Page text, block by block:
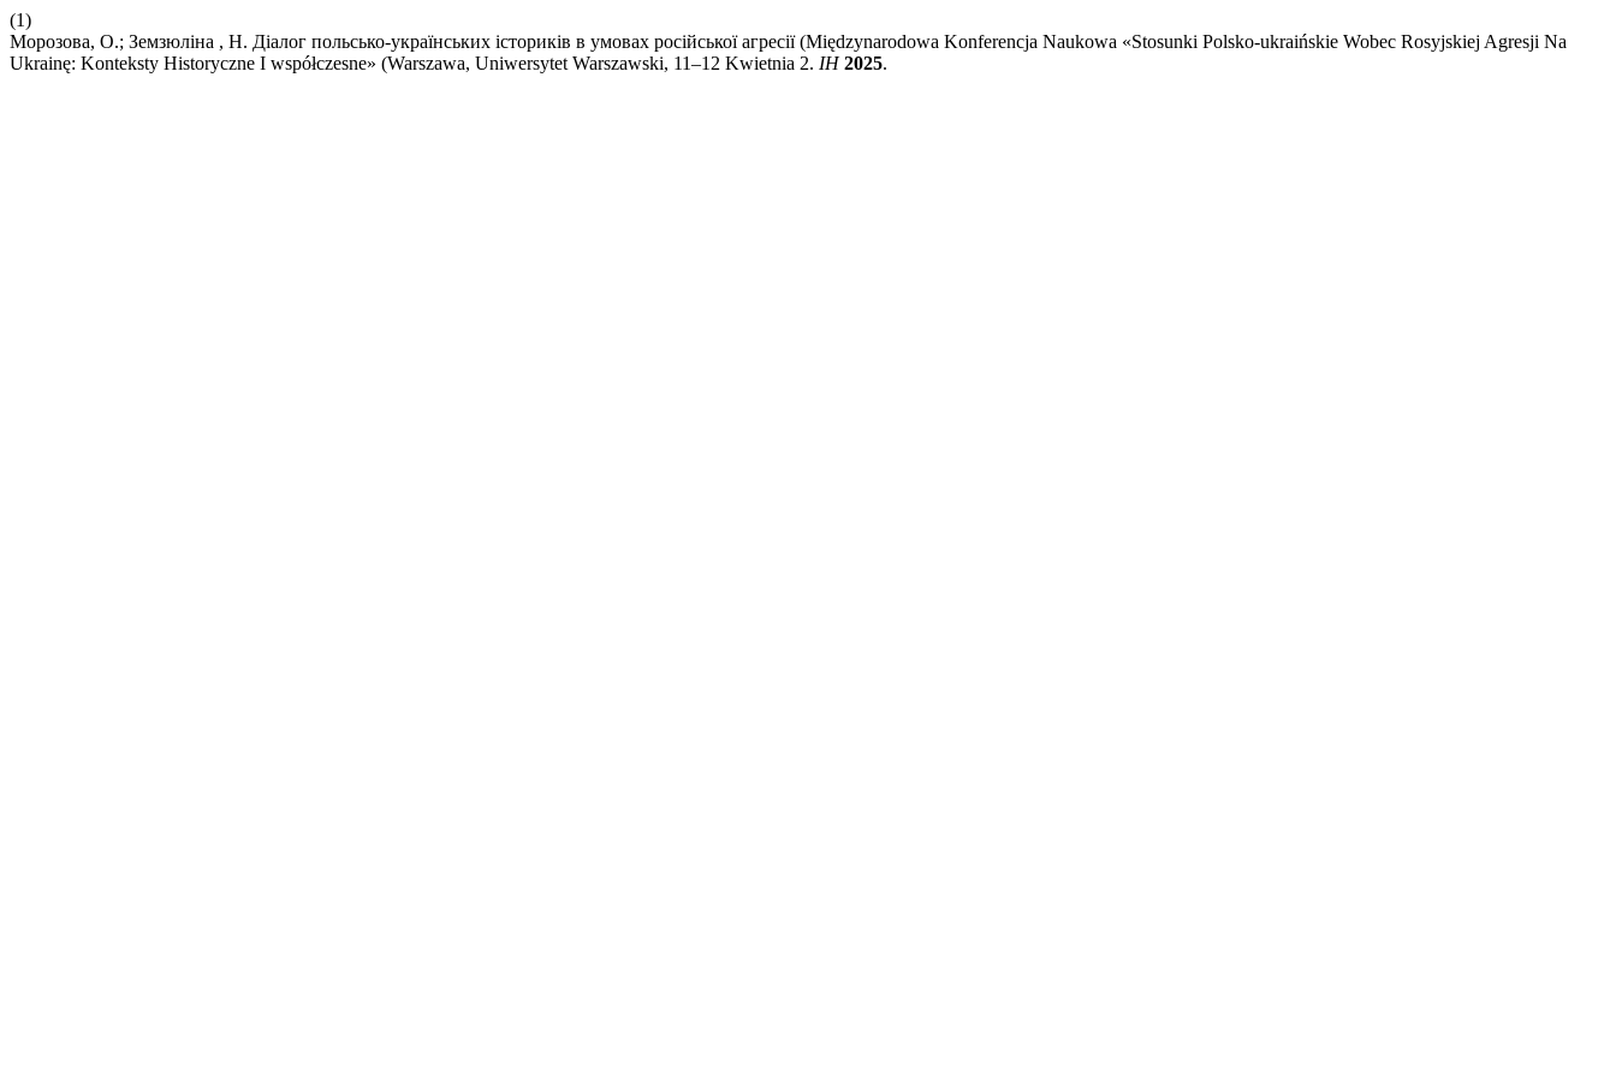
(1)
Морозова, О.; Земзюліна , Н. Діалог польсько-українських істориків в умовах російської агресії (Międzynarodowa Konferencja Naukowa «Stosunki Polsko-ukraińskie Wobec Rosyjskiej Agresji Na
Ukrainę: Konteksty Historyczne I współczesne» (Warszawа, Uniwersytet Warszawski, 11–12 Kwietnia 2. ІН 2025.